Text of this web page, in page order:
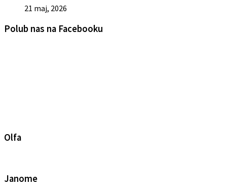
21 maj, 2026
Polub nas na Facebooku
Olfa
Janome